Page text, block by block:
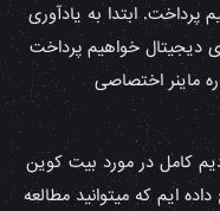
پرداخت. ابتدا به یادآوری
خواهیم پرداخت
ماینر اختصاصی
کامل در مورد بیت کوین
ایم که میتوانید مطالعه